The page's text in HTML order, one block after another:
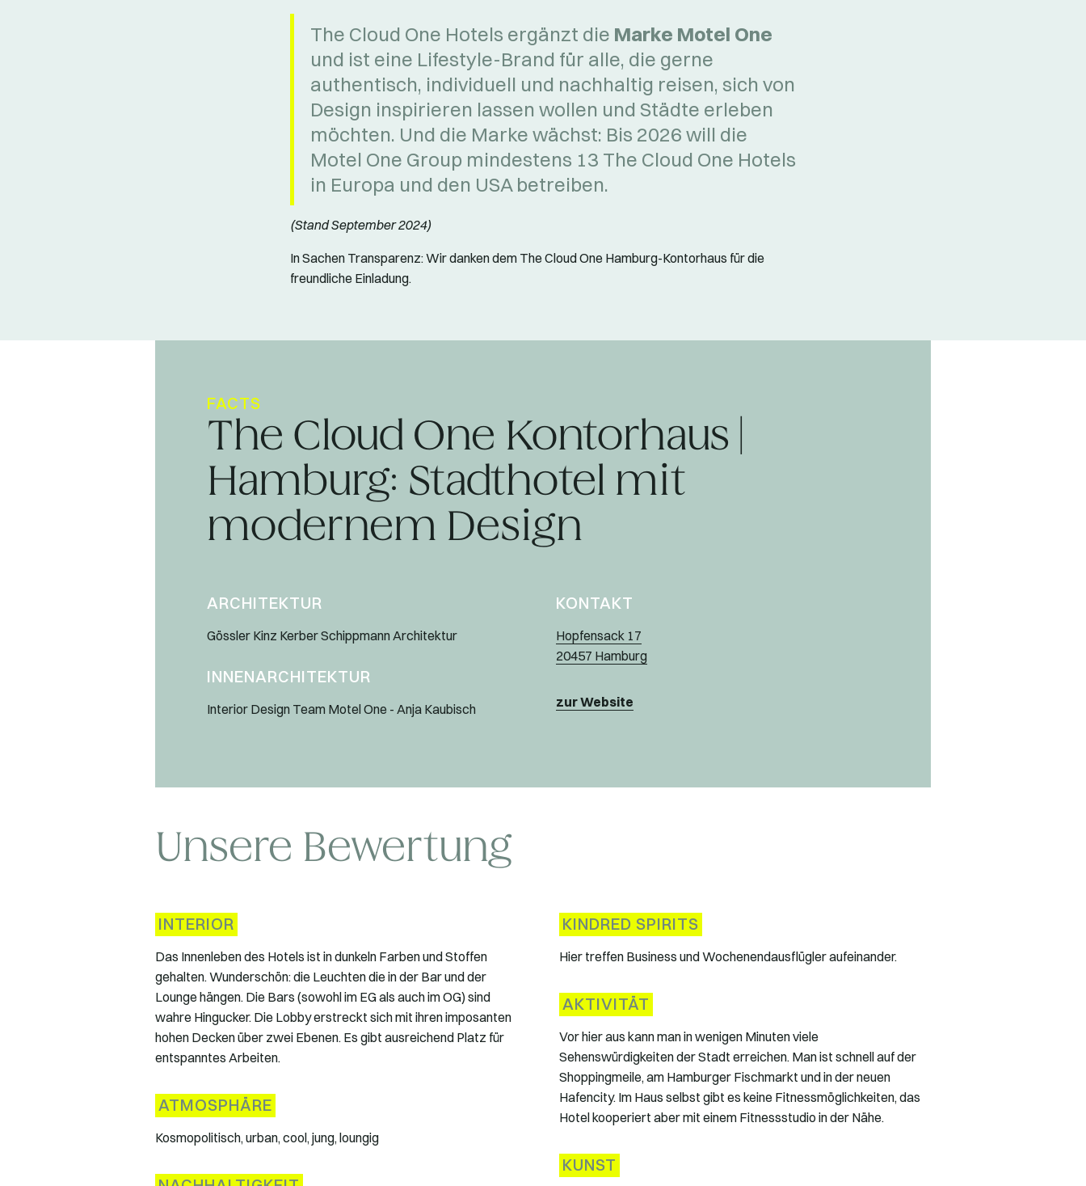
The Cloud One Hotels ergänzt die Marke Motel One
und ist eine Lifestyle-Brand für alle, die gerne
authentisch, individuell und nachhaltig reisen, sich von
Design inspirieren lassen wollen und Städte erleben
möchten. Und die Marke wächst: Bis 2026 will die
Motel One Group mindestens 13 The Cloud One Hotels
in Europa und den USA betreiben.
(Stand September 2024)
In Sachen Transparenz: Wir danken dem The Cloud One Hamburg-Kontorhaus für die
freundliche Einladung.
FACTS
The Cloud One Kontorhaus |
Hamburg: Stadthotel mit
modernem Design
ARCHITEKTUR
Gössler Kinz Kerber Schippmann Architektur
INNENARCHITEKTUR
Interior Design Team Motel One - Anja Kaubisch
KONTAKT
Hopfensack 17
20457 Hamburg
zur Website
Unsere Bewertung
INTERIOR
Das Innenleben des Hotels ist in dunkeln Farben und Stoffen
gehalten. Wunderschön: die Leuchten die in der Bar und der
Lounge hängen. Die Bars (sowohl im EG als auch im OG) sind
wahre Hingucker. Die Lobby erstreckt sich mit ihren imposanten
hohen Decken über zwei Ebenen. Es gibt ausreichend Platz für
entspanntes Arbeiten.
ATMOSPHÄRE
Kosmopolitisch, urban, cool, jung, loungig
KINDRED SPIRITS
Hier treffen Business und Wochenendausflügler aufeinander.
AKTIVITÄT
Vor hier aus kann man in wenigen Minuten viele
Sehenswürdigkeiten der Stadt erreichen. Man ist schnell auf der
Shoppingmeile, am Hamburger Fischmarkt und in der neuen
Hafencity. Im Haus selbst gibt es keine Fitnessmöglichkeiten, das
Hotel kooperiert aber mit einem Fitnessstudio in der Nähe.
KUNST